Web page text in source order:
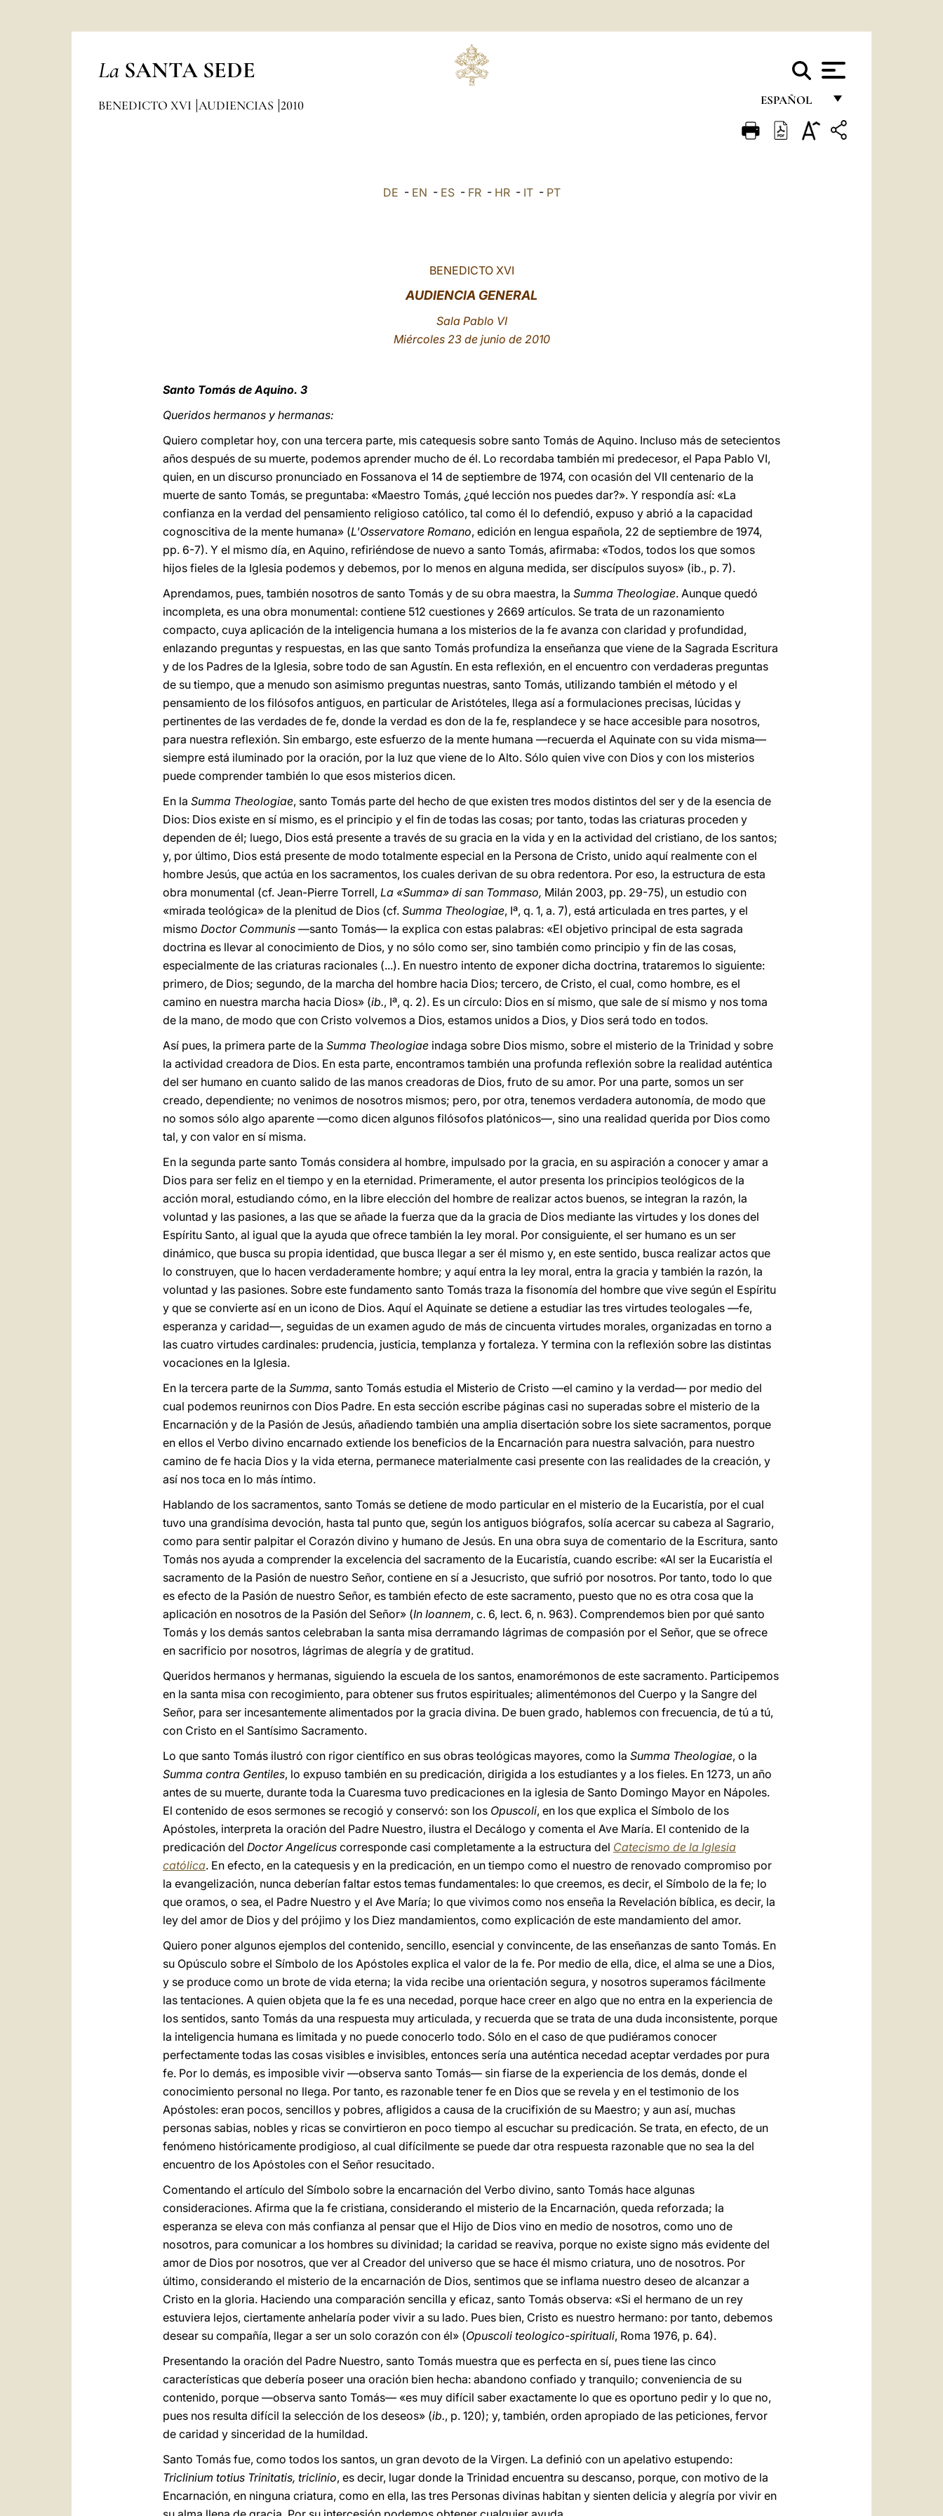
La SANTA SEDE
ESPAÑOL
FRANÇAIS
BENEDICTO XVI AUDIENCIAS 2010
DE - EN - ES- FR- HR- IT- PT
BENEDICTO XVI
AUDIENCIA GENERAL
Sala Pablo VI
Miércoles 23 de junio de 2010
Santo Tomás de Aquino. 3
Queridos hermanos y hermanas:
Quiero completar hoy, con una tercera parte, mis catequesis sobre santo Tomás de Aquino. Incluso más de setecientos
años después de su muerte, podemos aprender mucho de él. Lo recordaba también mi predecesor, el Papa Pablo VI,
quien, en un discurso pronunciado en Fossanova el 14 de septiembre de 1974, con ocasión del VII centenario de la
muerte de santo Tomás, se preguntaba: «Maestro Tomás, ¿qué lección nos puedes dar?». Y respondía así: «La
confianza en la verdad del pensamiento religioso católico, tal como él lo defendió, expuso y abrió a la capacidad
cognoscitiva de la mente humana» (L'Osservatore Romano, edición en lengua española, 22 de septiembre de 1974,
pp. 6-7). Y el mismo día, en Aquino, refiriéndose de nuevo a santo Tomás, afirmaba: «Todos, todos los que somos
hijos fieles de la Iglesia podemos y debemos, por lo menos en alguna medida, ser discípulos suyos» (ib., p. 7).
Aprendamos, pues, también nosotros de santo Tomás y de su obra maestra, la Summa Theologiae. Aunque quedó
incompleta, es una obra monumental: contiene 512 cuestiones y 2669 artículos. Se trata de un razonamiento
compacto, cuya aplicación de la inteligencia humana a los misterios de la fe avanza con claridad y profundidad,
enlazando preguntas y respuestas, en las que santo Tomás profundiza la enseñanza que viene de la Sagrada Escritura
y de los Padres de la Iglesia, sobre todo de san Agustín. En esta reflexión, en el encuentro con verdaderas preguntas
de su tiempo, que a menudo son asimismo preguntas nuestras, santo Tomás, utilizando también el método y el
pensamiento de los filósofos antiguos, en particular de Aristóteles, llega así a formulaciones precisas, lúcidas y
pertinentes de las verdades de fe, donde la verdad es don de la fe, resplandece y se hace accesible para nosotros,
para nuestra reflexión. Sin embargo, este esfuerzo de la mente humana —recuerda el Aquinate con su vida misma—
siempre está iluminado por la oración, por la luz que viene de lo Alto. Sólo quien vive con Dios y con los misterios
puede comprender también lo que esos misterios dicen.
En la Summa Theologiae, santo Tomás parte del hecho de que existen tres modos distintos del ser y de la esencia de
Dios: Dios existe en sí mismo, es el principio y el fin de todas las cosas; por tanto, todas las criaturas proceden y
dependen de él; luego, Dios está presente a través de su gracia en la vida y en la actividad del cristiano, de los santos;
y, por último, Dios está presente de modo totalmente especial en la Persona de Cristo, unido aquí realmente con el
hombre Jesús, que actúa en los sacramentos, los cuales derivan de su obra redentora. Por eso, la estructura de esta
obra monumental (cf. Jean-Pierre Torrell, La «Summa» di san Tommaso, Milán 2003, pp. 29-75), un estudio con
«mirada teológica» de la plenitud de Dios (cf. Summa Theologiae, Iª, q. 1, a. 7), está articulada en tres partes, y el
mismo Doctor Communis —santo Tomás— la explica con estas palabras: «El objetivo principal de esta sagrada
doctrina es llevar al conocimiento de Dios, y no sólo como ser, sino también como principio y fin de las cosas,
especialmente de las criaturas racionales (...). En nuestro intento de exponer dicha doctrina, trataremos lo siguiente:
primero, de Dios; segundo, de la marcha del hombre hacia Dios; tercero, de Cristo, el cual, como hombre, es el
camino en nuestra marcha hacia Dios» (ib., Iª, q. 2). Es un círculo: Dios en sí mismo, que sale de sí mismo y nos toma
de la mano, de modo que con Cristo volvemos a Dios, estamos unidos a Dios, y Dios será todo en todos.
Así pues, la primera parte de la Summa Theologiae indaga sobre Dios mismo, sobre el misterio de la Trinidad y sobre
la actividad creadora de Dios. En esta parte, encontramos también una profunda reflexión sobre la realidad auténtica
del ser humano en cuanto salido de las manos creadoras de Dios, fruto de su amor. Por una parte, somos un ser
creado, dependiente; no venimos de nosotros mismos; pero, por otra, tenemos verdadera autonomía, de modo que
no somos sólo algo aparente —como dicen algunos filósofos platónicos—, sino una realidad querida por Dios como
tal, y con valor en sí misma.
En la segunda parte santo Tomás considera al hombre, impulsado por la gracia, en su aspiración a conocer y amar a
Dios para ser feliz en el tiempo y en la eternidad. Primeramente, el autor presenta los principios teológicos de la
acción moral, estudiando cómo, en la libre elección del hombre de realizar actos buenos, se integran la razón, la
voluntad y las pasiones, a las que se añade la fuerza que da la gracia de Dios mediante las virtudes y los dones del
Espíritu Santo, al igual que la ayuda que ofrece también la ley moral. Por consiguiente, el ser humano es un ser
dinámico, que busca su propia identidad, que busca llegar a ser él mismo y, en este sentido, busca realizar actos que
lo construyen, que lo hacen verdaderamente hombre; y aquí entra la ley moral, entra la gracia y también la razón, la
voluntad y las pasiones. Sobre este fundamento santo Tomás traza la fisonomía del hombre que vive según el Espíritu
y que se convierte así en un icono de Dios. Aquí el Aquinate se detiene a estudiar las tres virtudes teologales —fe,
esperanza y caridad—, seguidas de un examen agudo de más de cincuenta virtudes morales, organizadas en torno a
las cuatro virtudes cardinales: prudencia, justicia, templanza y fortaleza. Y termina con la reflexión sobre las distintas
vocaciones en la Iglesia.
En la tercera parte de la Summa, santo Tomás estudia el Misterio de Cristo —el camino y la verdad— por medio del
cual podemos reunirnos con Dios Padre. En esta sección escribe páginas casi no superadas sobre el misterio de la
Encarnación y de la Pasión de Jesús, añadiendo también una amplia disertación sobre los siete sacramentos, porque
en ellos el Verbo divino encarnado extiende los beneficios de la Encarnación para nuestra salvación, para nuestro
camino de fe hacia Dios y la vida eterna, permanece materialmente casi presente con las realidades de la creación, y
así nos toca en lo más íntimo.
Hablando de los sacramentos, santo Tomás se detiene de modo particular en el misterio de la Eucaristía, por el cual
tuvo una grandísima devoción, hasta tal punto que, según los antiguos biógrafos, solía acercar su cabeza al Sagrario,
como para sentir palpitar el Corazón divino y humano de Jesús. En una obra suya de comentario de la Escritura, santo
Tomás nos ayuda a comprender la excelencia del sacramento de la Eucaristía, cuando escribe: «Al ser la Eucaristía el
sacramento de la Pasión de nuestro Señor, contiene en sí a Jesucristo, que sufrió por nosotros. Por tanto, todo lo que
es efecto de la Pasión de nuestro Señor, es también efecto de este sacramento, puesto que no es otra cosa que la
aplicación en nosotros de la Pasión del Señor» (In Ioannem, c. 6, lect. 6, n. 963). Comprendemos bien por qué santo
Tomás y los demás santos celebraban la santa misa derramando lágrimas de compasión por el Señor, que se ofrece
en sacrificio por nosotros, lágrimas de alegría y de gratitud.
Queridos hermanos y hermanas, siguiendo la escuela de los santos, enamorémonos de este sacramento. Participemos
en la santa misa con recogimiento, para obtener sus frutos espirituales; alimentémonos del Cuerpo y la Sangre del
Señor, para ser incesantemente alimentados por la gracia divina. De buen grado, hablemos con frecuencia, de tú a tú,
con Cristo en el Santísimo Sacramento.
Lo que santo Tomás ilustró con rigor científico en sus obras teológicas mayores, como la Summa Theologiae, o la
Summa contra Gentiles, lo expuso también en su predicación, dirigida a los estudiantes y a los fieles. En 1273, un año
antes de su muerte, durante toda la Cuaresma tuvo predicaciones en la iglesia de Santo Domingo Mayor en Nápoles.
El contenido de esos sermones se recogió y conservó: son los Opuscoli, en los que explica el Símbolo de los
Apóstoles, interpreta la oración del Padre Nuestro, ilustra el Decálogo y comenta el Ave María. El contenido de la
predicación del Doctor Angelicus corresponde casi completamente a la estructura del Catecismo de la Iglesia
católica. En efecto, en la catequesis y en la predicación, en un tiempo como el nuestro de renovado compromiso por
la evangelización, nunca deberían faltar estos temas fundamentales: lo que creemos, es decir, el Símbolo de la fe; lo
que oramos, o sea, el Padre Nuestro y el Ave María; lo que vivimos como nos enseña la Revelación bíblica, es decir, la
ley del amor de Dios y del prójimo y los Diez mandamientos, como explicación de este mandamiento del amor.
Quiero poner algunos ejemplos del contenido, sencillo, esencial y convincente, de las enseñanzas de santo Tomás. En
su Opúsculo sobre el Símbolo de los Apóstoles explica el valor de la fe. Por medio de ella, dice, el alma se une a Dios,
y se produce como un brote de vida eterna; la vida recibe una orientación segura, y nosotros superamos fácilmente
las tentaciones. A quien objeta que la fe es una necedad, porque hace creer en algo que no entra en la experiencia de
los sentidos, santo Tomás da una respuesta muy articulada, y recuerda que se trata de una duda inconsistente, porque
la inteligencia humana es limitada y no puede conocerlo todo. Sólo en el caso de que pudiéramos conocer
perfectamente todas las cosas visibles e invisibles, entonces sería una auténtica necedad aceptar verdades por pura
fe. Por lo demás, es imposible vivir —observa santo Tomás— sin fiarse de la experiencia de los demás, donde el
conocimiento personal no llega. Por tanto, es razonable tener fe en Dios que se revela y en el testimonio de los
Apóstoles: eran pocos, sencillos y pobres, afligidos a causa de la crucifixión de su Maestro; y aun así, muchas
personas sabias, nobles y ricas se convirtieron en poco tiempo al escuchar su predicación. Se trata, en efecto, de un
fenómeno históricamente prodigioso, al cual difícilmente se puede dar otra respuesta razonable que no sea la del
encuentro de los Apóstoles con el Señor resucitado.
Comentando el artículo del Símbolo sobre la encarnación del Verbo divino, santo Tomás hace algunas
consideraciones. Afirma que la fe cristiana, considerando el misterio de la Encarnación, queda reforzada; la
esperanza se eleva con más confianza al pensar que el Hijo de Dios vino en medio de nosotros, como uno de
nosotros, para comunicar a los hombres su divinidad; la caridad se reaviva, porque no existe signo más evidente del
amor de Dios por nosotros, que ver al Creador del universo que se hace él mismo criatura, uno de nosotros. Por
último, considerando el misterio de la encarnación de Dios, sentimos que se inflama nuestro deseo de alcanzar a
Cristo en la gloria. Haciendo una comparación sencilla y eficaz, santo Tomás observa: «Si el hermano de un rey
estuviera lejos, ciertamente anhelaría poder vivir a su lado. Pues bien, Cristo es nuestro hermano: por tanto, debemos
desear su compañía, llegar a ser un solo corazón con él» (Opuscoli teologico-spirituali, Roma 1976, p. 64).
Presentando la oración del Padre Nuestro, santo Tomás muestra que es perfecta en sí, pues tiene las cinco
características que debería poseer una oración bien hecha: abandono confiado y tranquilo; conveniencia de su
contenido, porque —observa santo Tomás— «es muy difícil saber exactamente lo que es oportuno pedir y lo que no,
pues nos resulta difícil la selección de los deseos» (ib., p. 120); y, también, orden apropiado de las peticiones, fervor
de caridad y sinceridad de la humildad.
Santo Tomás fue, como todos los santos, un gran devoto de la Virgen. La definió con un apelativo estupendo:
Triclinium totius Trinitatis, triclinio, es decir, lugar donde la Trinidad encuentra su descanso, porque, con motivo de la
Encarnación, en ninguna criatura, como en ella, las tres Personas divinas habitan y sienten delicia y alegría por vivir en